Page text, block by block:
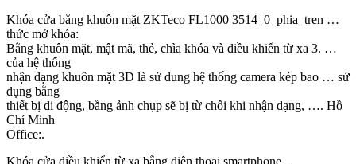
Khóa cửa bằng khuôn mặt ZKTeco FL1000 3514_0_phia_tren …
thức mở khóa:
Bằng khuôn mặt, mật mã, thẻ, chìa khóa và điều khiển từ xa 3. …
của hệ thống
nhận dạng khuôn mặt 3D là sử dung hệ thống camera kép bao … sử
dụng bằng
thiết bị di động, bằng ảnh chụp sẽ bị từ chối khi nhận dạng, …. Hồ
Chí Minh
Office:.
Khóa cửa điều khiển từ xa bằng điện thoại smartphone .